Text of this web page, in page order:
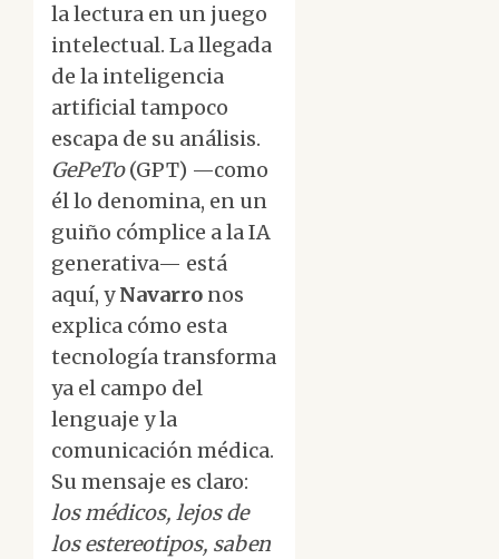
la lectura en un juego
intelectual. La llegada
de la inteligencia
artificial tampoco
escapa de su análisis.
GePeTo(GPT) —como
él lo denomina, en un
guiño cómplice a la IA
generativa— está
aquí, yNavarro nos
explica cómo esta
tecnología transforma
ya el campo del
lenguaje y la
comunicación médica.
Su mensaje es claro:
los médicos, lejos de
los estereotipos, saben